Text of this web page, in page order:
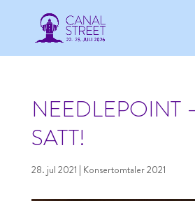
NEEDLEPOINT
SATT!
28. jul 2021 | Konsertomtaler 2021